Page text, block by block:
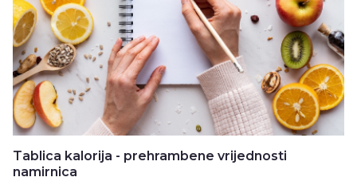
Tablica kalorija - prehrambene vrijednosti
namirnica